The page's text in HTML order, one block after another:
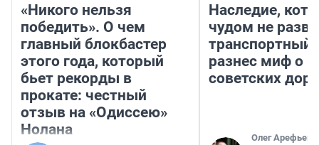
«Никого нельзя
победить». О чем
главный блокбастер
этого года, который
бьет рекорды в
прокате: честный
отзыв на «Одиссею»
Нолана
Наследие,
чудом не
транспортный
разнес миф о
советских
Олег Арефьев